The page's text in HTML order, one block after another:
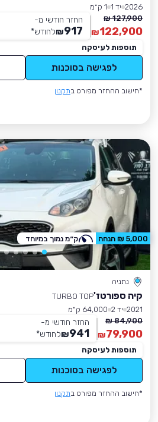
2026 יד 1
1 ק״מ
127,900 ₪
122,900
₪
החזר חודשי מ-
917
₪לחודש*
תוספות לעיסקה
לפגישה בסוכנות
*חישוב ההחזר מפורט בתקנון
נתניה
קיה ספורטז'TURBO TOP
2021 יד 2
64,000 ק״מ
84,900 ₪
79,900
₪
החזר חודשי מ-
941
₪לחודש*
תוספות לעיסקה
לפגישה בסוכנות
*חישוב ההחזר מפורט בתקנון
5,000 ₪ הנחה ק״מ נמוך במיוחד